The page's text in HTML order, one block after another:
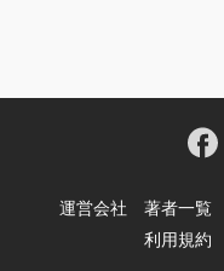
運営会社 著者一覧
利用規約